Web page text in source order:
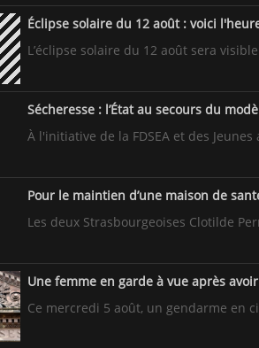
Éclipse solaire du 12 août : voici
L’éclipse solaire du 12 août sera
Sécheresse : l’État au secours du
À l'initiative de la FDSEA et des
Pour le maintien d’une maison de
Les deux Strasbourgeoises Clotilde
Une femme en garde à vue après
Ce mercredi 5 août, un gendarme en